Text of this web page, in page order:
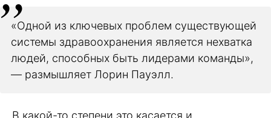
«Одной из ключевых проблем существующей
системы здравоохранения является нехватка
людей, способных быть лидерами команды»,
— размышляет Лорин Пауэлл.
В какой-то степени это касается и